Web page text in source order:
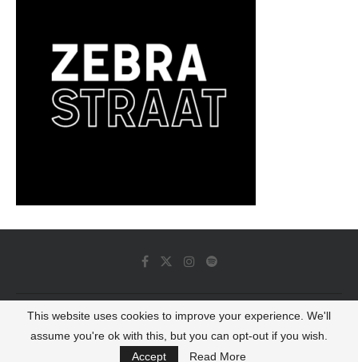
© 2022 - Luminous Dash All Rights Reserved
BACK TO TOP
This website uses cookies to improve your experience. We'll
assume you're ok with this, but you can opt-out if you wish.
Accept
Read More